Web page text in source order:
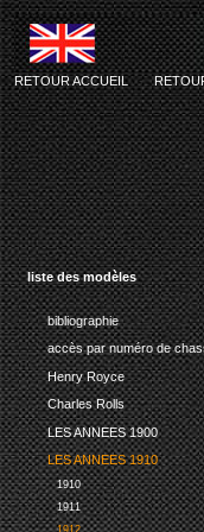
liste des modèles
bibliographie
accès par numéro de
Henry Royce
Charles Rolls
LES ANNEES 1900
LES ANNEES 1910
1910
1911
RETOUR ACCUEIL-